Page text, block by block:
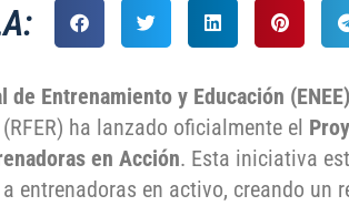
de Entrenamiento y Educación (ENEE)
ha lanzado oficialmente el
en Acción. Esta iniciativa
a entrenadoras en activo, creando un